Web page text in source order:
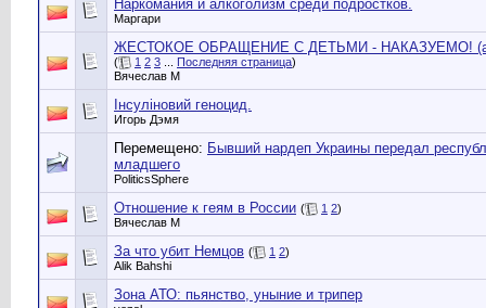
Наркомания и алкоголизм среди подростков.
Маргари
ЖЕСТОКОЕ ОБРАЩЕНИЕ С ДЕТЬМИ - НАКАЗУЕМО! (а
( 1 2 3 Последняя страница)
Вячеслав М
Інсуліновий геноцид.
Игорь Дэмя
Перемещено: Бывший нардеп Украины передал
младшего
PoliticsSphere
Отношение к геям в России ( 1 2)
Вячеслав М
За что убит Немцов ( 1 2)
Alik Bahshi
Зона АТО: пьянство, уныние и трипер